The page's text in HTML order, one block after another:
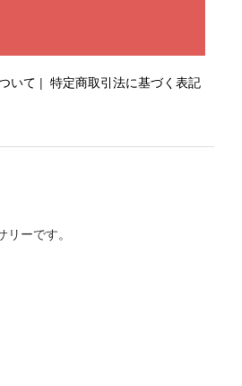
いて | 特定商取引法に基づく表記
ーです。